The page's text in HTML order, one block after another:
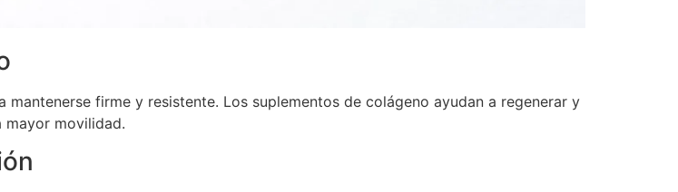
firme y resistente. Los suplementos de colágeno ayudan a regenerar y
movilidad.